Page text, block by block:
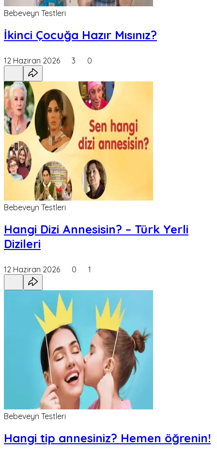
Bebeveyn Testleri
İkinci Çocuğa Hazır Mısınız?
12 Haziran 2026 3 0
Bebeveyn Testleri
Hangi Dizi Annesisin? – Türk Yerli
Dizileri
12 Haziran 2026 0 1
Bebeveyn Testleri
Hangi tip annesiniz? Hemen öğrenin!